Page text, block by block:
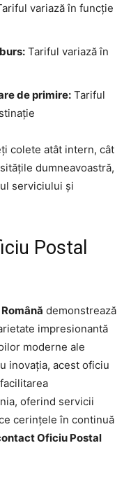
variază în funcție
Tariful variază în
de primire: Tariful
colete atât intern, cât
dumneavoastră,
serviciului și
Postal
demonstrează
impresionantă
moderne ale
inovația, acest oficiu
oferind servicii
cerințele în continuă
Oficiu Postal